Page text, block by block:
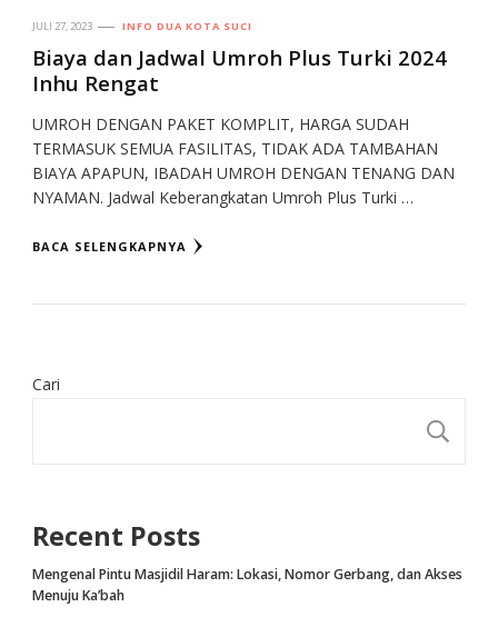
JULI 27, 2023 INFO DUA KOTA SUCI
Biaya dan Jadwal Umroh Plus Turki 2024
Inhu Rengat
UMROH DENGAN PAKET KOMPLIT, HARGA SUDAH
TERMASUK SEMUA FASILITAS, TIDAK ADA TAMBAHAN
BIAYA APAPUN, IBADAH UMROH DENGAN TENANG DAN
NYAMAN. Jadwal Keberangkatan Umroh Plus Turki …
BACA SELENGKAPNYA
Cari
Recent Posts
Mengenal Pintu Masjidil Haram: Lokasi, Nomor Gerbang, dan Akses
Menuju Ka’bah